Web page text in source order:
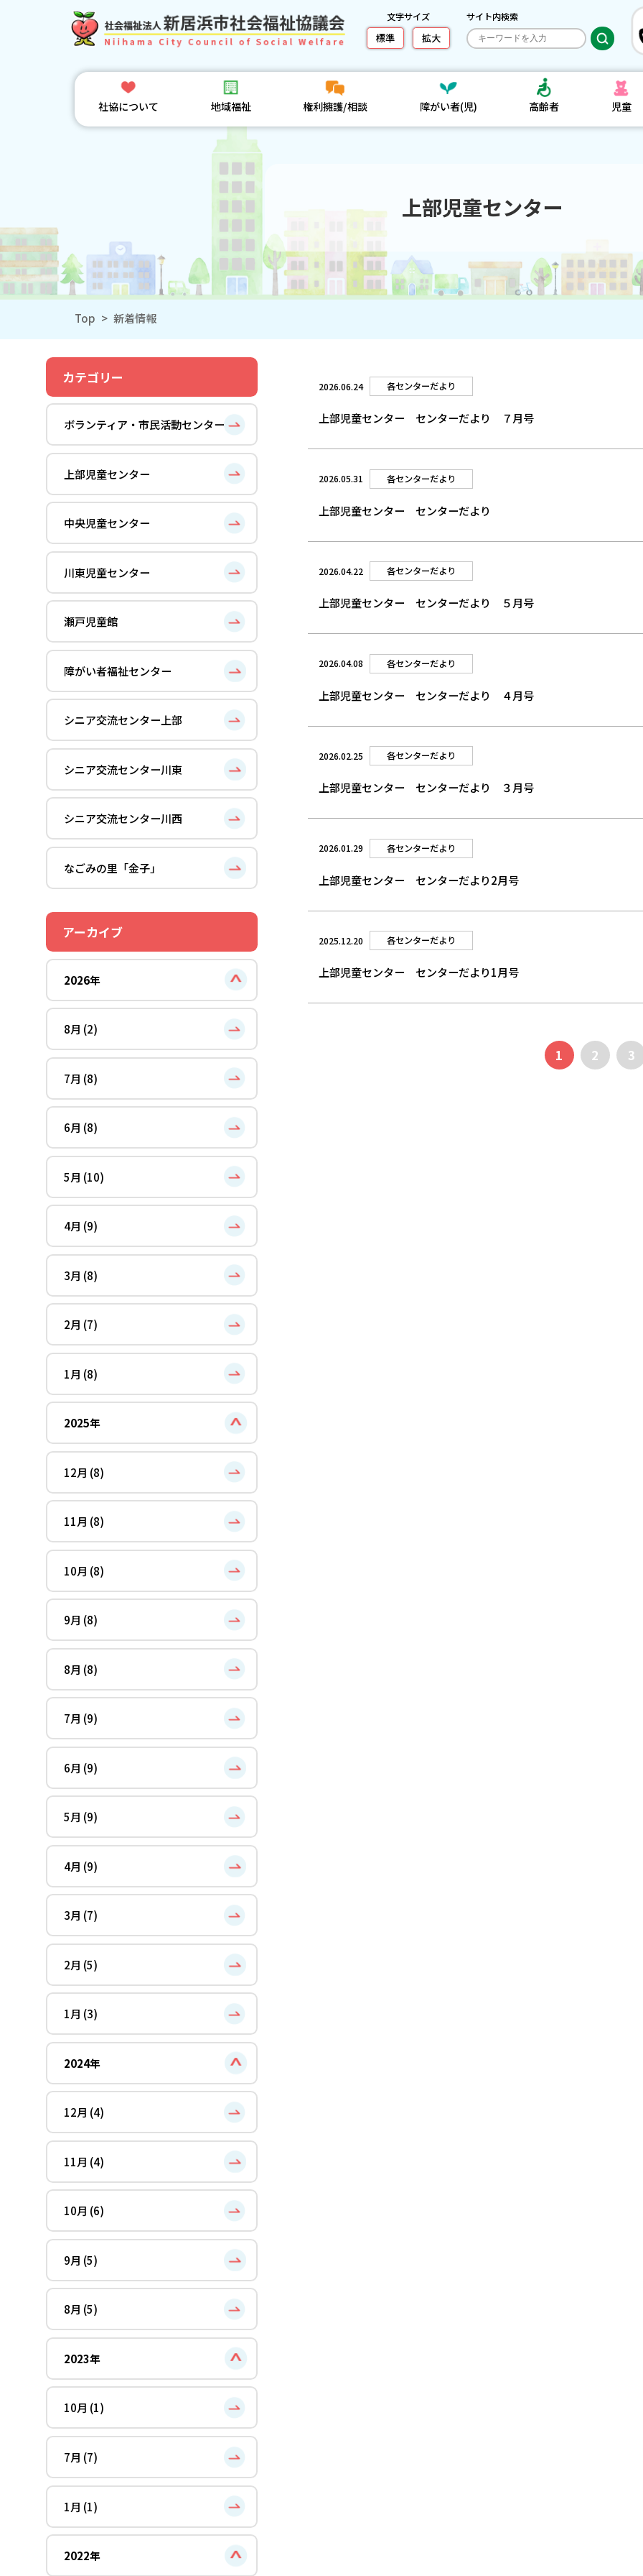
文字サイズ
標準 拡大
サイト内検索
社協について 地域福祉 権利擁護/相談 障がい者(児) 高齢者 児童
上部児童センター
Top > 新着情報
カテゴリー
ボランティア・市民活動センター
上部児童センター
中央児童センター
川東児童センター
瀬戸児童館
障がい者福祉センター
シニア交流センター上部
シニア交流センター川東
シニア交流センター川西
なごみの里「金子」
アーカイブ
2026年
8月 (2)
7月 (8)
6月 (8)
5月 (10)
4月 (9)
3月 (8)
2月 (7)
1月 (8)
2025年
12月 (8)
11月 (8)
10月 (8)
9月 (8)
8月 (8)
7月 (9)
6月 (9)
5月 (9)
4月 (9)
3月 (7)
2月 (5)
1月 (3)
2024年
12月 (4)
11月 (4)
10月 (6)
9月 (5)
8月 (5)
2023年
10月 (1)
7月 (7)
1月 (1)
2022年
2026.06.24 各センターだより
上部児童センター センターだより ７月号
2026.05.31 各センターだより
上部児童センター センターだより
2026.04.22 各センターだより
上部児童センター センターだより ５月号
2026.04.08 各センターだより
上部児童センター センターだより ４月号
2026.02.25 各センターだより
上部児童センター センターだより ３月号
2026.01.29 各センターだより
上部児童センター センターだより2月号
2025.12.20 各センターだより
上部児童センター センターだより1月号
1 2 3